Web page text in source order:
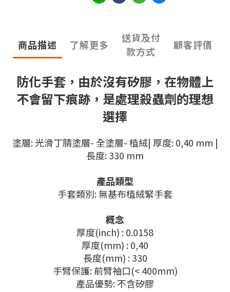
商品描述 了解更多
送貨及付
款方式
顧客評價
防化手套，由於沒有矽膠，在物體上
不會留下痕跡，是處理殺蟲劑的理想
選擇
塗層: 光滑丁腈塗層- 全塗層- 植絨| 厚度: 0,40 mm |
長度: 330 mm
產品類型
手套類別: 無基布植絨緊手套
概念
厚度(inch) : 0.0158
厚度(mm) : 0,40
長度(mm) : 330
手臂保護: 前臂袖口(< 400mm)
產品優勢: 不含矽膠